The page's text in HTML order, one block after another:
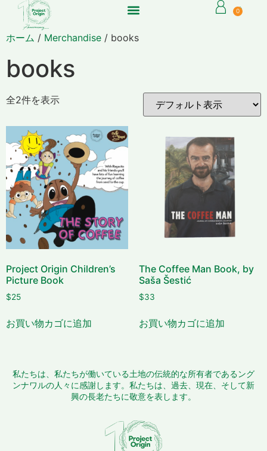
0
ホーム / Merchandise / books
books
全2件を表示
Project Origin Children’s
Picture Book
$25
お買い物カゴに追加
The Coffee Man Book, by
Saša Šestić
$33
お買い物カゴに追加
私たちは、私たちが働いている土地の伝統的な所有者であるング
ンナワルの人々に感謝します。私たちは、過去、現在、そして新
興の長老たちに敬意を表します。